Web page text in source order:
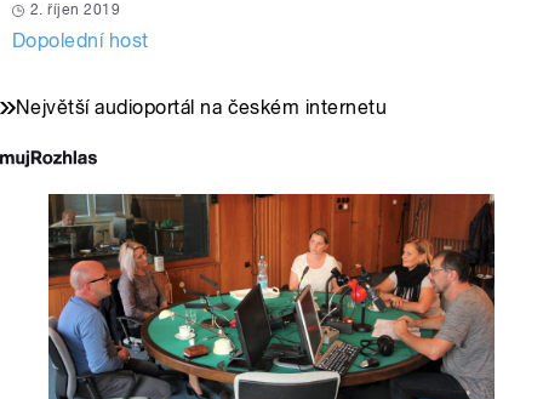
2. říjen 2019
Dopolední host
Největší audioportál na českém internetu